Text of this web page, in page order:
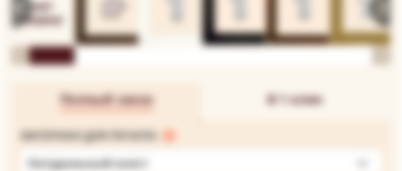
Полный заказ В 1 клик
МАТЕРИАЛ ДЛЯ ПЕЧАТИ:
Натуральный холст